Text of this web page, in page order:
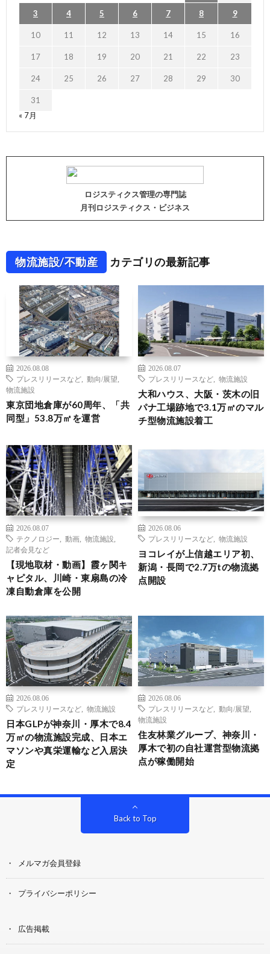
3 4 5 6 7 8 9
10 11 12 13 14 15 16
17 18 19 20 21 22 23
24 25 26 27 28 29 30
31
« 7月
ロジスティクス管理の専門誌
月刊ロジスティクス・ビジネス
物流施設/不動産 カテゴリの最新記事
2026.08.08
プレスリリースなど
動向/展望
物流施設
東京団地倉庫が60周年、「共
同型」53.8万㎡を運営
2026.08.07
プレスリリースなど
物流施設
大和ハウス、大阪・茨木の旧
パナ工場跡地で3.1万㎡のマル
チ型物流施設着工
2026.08.07
テクノロジー
動画 物流施設
記者会見など
【現地取材・動画】霞ヶ関キ
ャピタル、川崎・東扇島の冷
凍自動倉庫を公開
2026.08.06
プレスリリースなど
物流施設
ヨコレイが上信越エリア初、
新潟・長岡で2.7万tの物流拠
点開設
2026.08.06
プレスリリースなど
物流施設
日本GLPが神奈川・厚木で8.4
万㎡の物流施設完成、日本エ
マソンや真栄運輸など入居決
定
2026.08.06
プレスリリースなど
動向/展望
物流施設
住友林業グループ、神奈川・
厚木で初の自社運営型物流拠
点が稼働開始
Back to Top
メルマガ会員登録
プライバシーポリシー
広告掲載